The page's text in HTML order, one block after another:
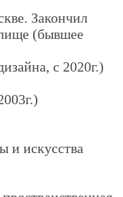
Закончил
(бывшее
с 2020г.)
и искусства